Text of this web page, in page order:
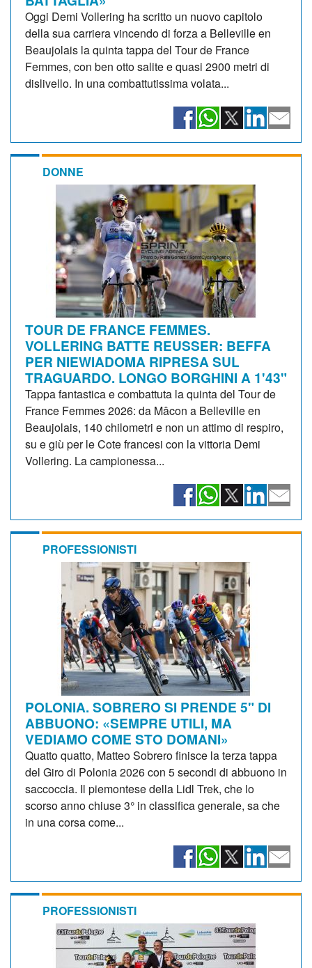
Oggi Demi Vollering ha scritto un nuovo capitolo
della sua carriera vincendo di forza a Belleville en
Beaujolais la quinta tappa del Tour de France
Femmes, con ben otto salite e quasi 2900 metri di
dislivello. In una combattutissima volata...
DONNE
TOUR DE FRANCE FEMMES.
VOLLERING BATTE REUSSER: BEFFA
PER NIEWIADOMA RIPRESA SUL
TRAGUARDO. LONGO BORGHINI A 1'43"
Tappa fantastica e combattuta la quinta del Tour de
France Femmes 2026: da Mâcon a Belleville en
Beaujolais, 140 chilometri e non un attimo di respiro,
su e giù per le Cote francesi con la vittoria Demi
Vollering. La campionessa...
PROFESSIONISTI
POLONIA. SOBRERO SI PRENDE 5" DI
ABBUONO: «SEMPRE UTILI, MA
VEDIAMO COME STO DOMANI»
Quatto quatto, Matteo Sobrero finisce la terza tappa
del Giro di Polonia 2026 con 5 secondi di abbuono in
saccoccia. Il piemontese della Lidl Trek, che lo
scorso anno chiuse 3° in classifica generale, sa che
in una corsa come...
PROFESSIONISTI